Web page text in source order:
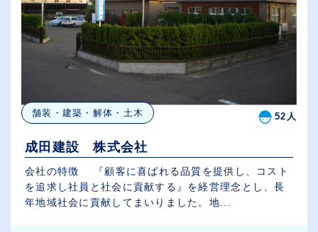
舗装・建築・解体・土木 52人
成田建設 株式会社
会社の特徴 『顧客に喜ばれる品質を提供し、コスト
を追求し社員と社会に貢献する』を経営理念とし、長
年地域社会に貢献してまいりました。地...